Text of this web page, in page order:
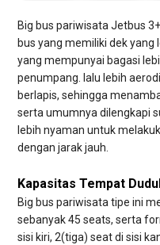
Big bus ​​pariwisata Jetbus
bus yang memiliki dek yang
yang mempunyai bagasi
penumpang. lalu lebih
berlapis, sehingga
serta umumnya dilengkapi
lebih nyaman untuk
dengan jarak jauh.
Kapasitas Tempat
Big bus pariwisata tipe ini
sebanyak 45 seats, serta
sisi kiri, 2(tiga) seat di sisi